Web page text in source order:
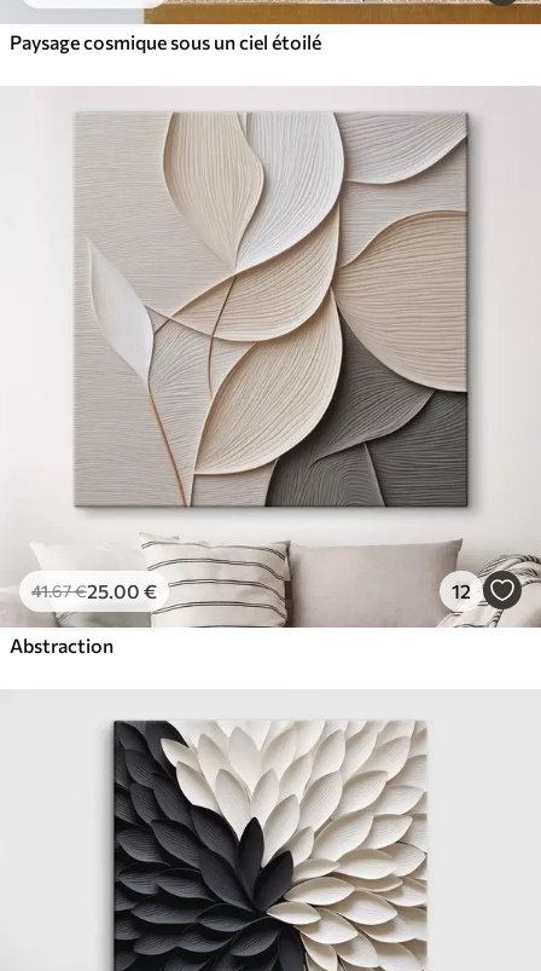
Paysage cosmique sous un ciel étoilé
41.67€25.00 € 12
Abstraction